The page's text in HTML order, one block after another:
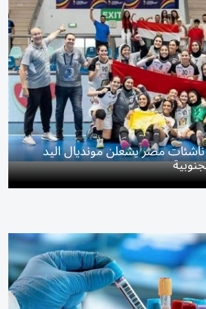
ناشئات مصر يشعلن مونديال اليد